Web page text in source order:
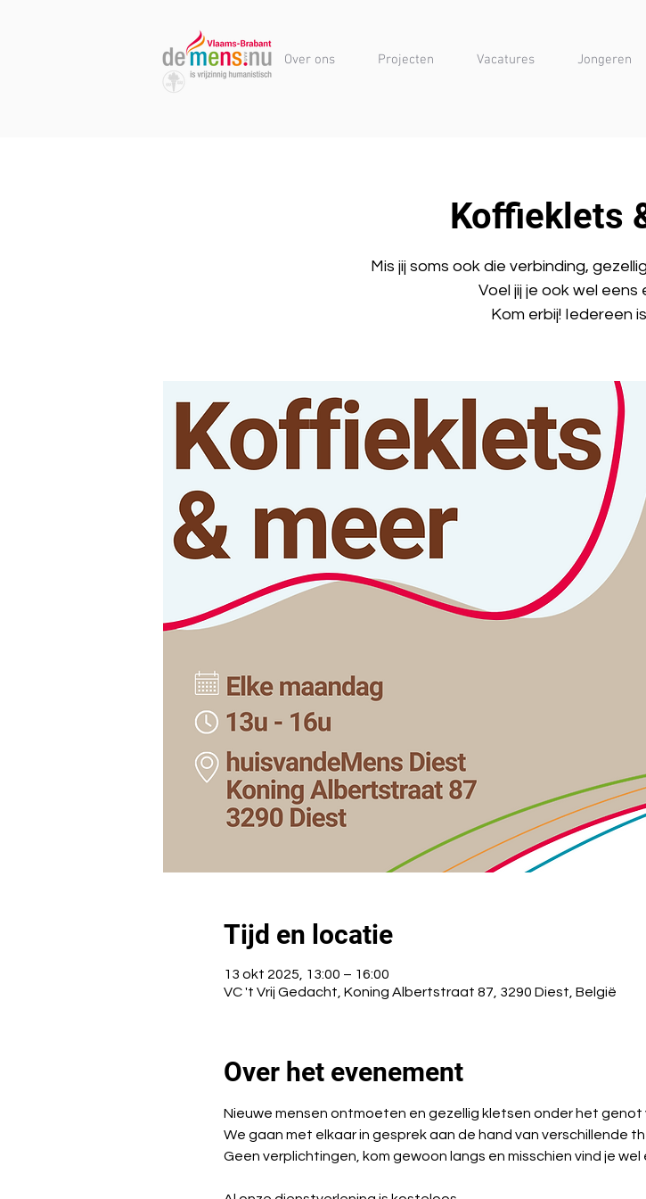
Over ons Projecten Vacatures Jongeren
Koffieklets
Mis jij soms ook die verbinding,
Voel jij je ook wel eens
Kom erbij! Iedereen
Tijd en locatie
13 okt 2025, 13:00 – 16:00
VC 't Vrij Gedacht, Koning Albertstraat 87, 3290 Diest, België
Over het evenement
Nieuwe mensen ontmoeten en gezellig kletsen onder het genot
We gaan met elkaar in gesprek aan de hand van verschillende
Geen verplichtingen, kom gewoon langs en misschien vind je